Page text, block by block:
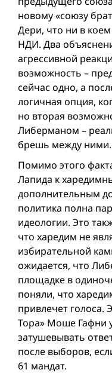
новому «союзу
Дери, что ни в
НДИ. Два
агрессивной
возможность –
сейчас одно, а
логичная опция,
но вторая
Либерманом –
брешь между ними.
Помимо этого
Лапида к
дополнительным
политика полна
идеологии. Это
что харедим не
избирательной
ожидается, что
площадке в
поняли, что
привлечет голоса.
Тора» Моше Гафни
затушевывать
после выборов,
61 мандат.